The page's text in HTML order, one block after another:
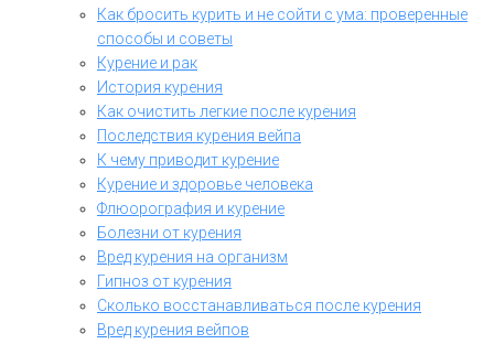
Как бросить курить и не сойти с ума: проверенные
способы и советы
Курение и рак
История курения
Как очистить легкие после курения
Последствия курения вейпа
К чему приводит курение
Курение и здоровье человека
Флюорография и курение
Болезни от курения
Вред курения на организм
Гипноз от курения
Сколько восстанавливаться после курения
Вред курения вейпов